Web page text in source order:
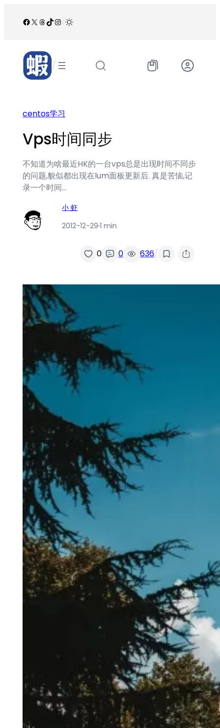
Facebook
X Threads
TikTok
Instagram
/
/
centos学习
Vps时间同步
不知道为啥最近HK的一台vps总是出现时间不同步
的问题,貌似都出现在lum面板更新后. 真是苦恼,记
录一个时间…
小 虾
2012-12-29·1 min
0 0 636/